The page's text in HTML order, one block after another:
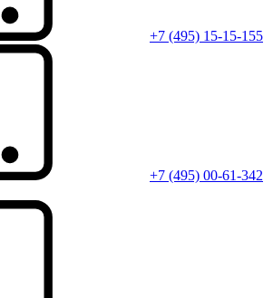
+7 (495) 15-15-155
+7 (495) 00-61-342